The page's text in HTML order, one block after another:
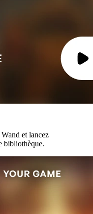
et lancez
bibliothèque.